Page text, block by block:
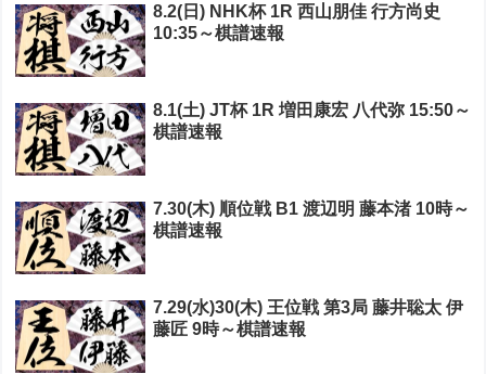
8.2(日) NHK杯 1R 西山朋佳 行方尚史
10:35～棋譜速報
8.1(土) JT杯 1R 増田康宏 八代弥 15:50～
棋譜速報
7.30(木) 順位戦 B1 渡辺明 藤本渚 10時～
棋譜速報
7.29(水)30(木) 王位戦 第3局 藤井聡太 伊
藤匠 9時～棋譜速報